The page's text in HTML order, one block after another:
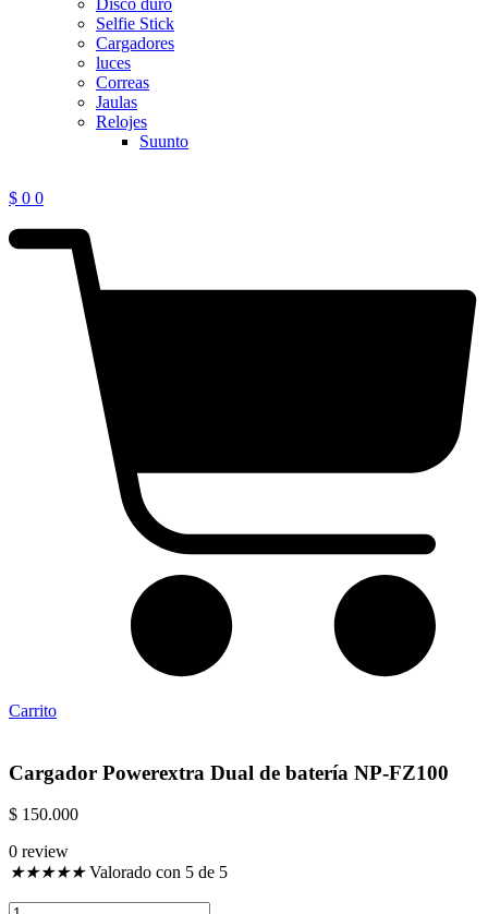
Disco duro
Selfie Stick
Cargadores
luces
Correas
Jaulas
Relojes
Suunto
$ 0 0
Carrito
Cargador Powerextra Dual de batería NP-FZ100
$ 150.000
0 review
★★★★★ Valorado con 5 de 5